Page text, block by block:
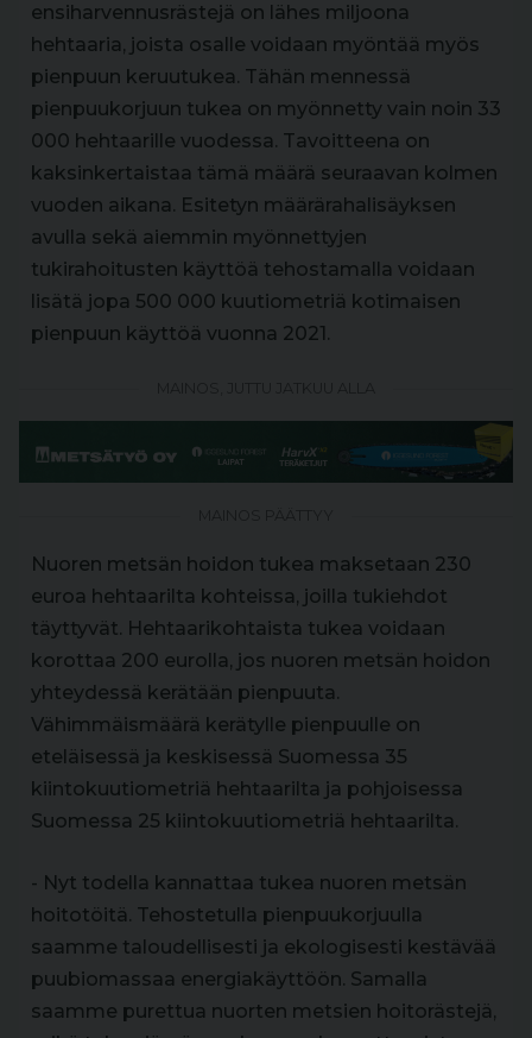
ensiharvennusrästejä on lähes miljoona
hehtaaria, joista osalle voidaan myöntää myös
pienpuun keruutukea. Tähän mennessä
pienpuukorjuun tukea on myönnetty vain noin 33
000 hehtaarille vuodessa. Tavoitteena on
kaksinkertaistaa tämä määrä seuraavan kolmen
vuoden aikana. Esitetyn määrärahalisäyksen
avulla sekä aiemmin myönnettyjen
tukirahoitusten käyttöä tehostamalla voidaan
lisätä jopa 500 000 kuutiometriä kotimaisen
pienpuun käyttöä vuonna 2021.
Nuoren metsän hoidon tukea maksetaan 230
euroa hehtaarilta kohteissa, joilla tukiehdot
täyttyvät. Hehtaarikohtaista tukea voidaan
korottaa 200 eurolla, jos nuoren metsän hoidon
yhteydessä kerätään pienpuuta.
Vähimmäismäärä kerätylle pienpuulle on
eteläisessä ja keskisessä Suomessa 35
kiintokuutiometriä hehtaarilta ja pohjoisessa
Suomessa 25 kiintokuutiometriä hehtaarilta.
- Nyt todella kannattaa tukea nuoren metsän
hoitotöitä. Tehostetulla pienpuukorjuulla
saamme taloudellisesti ja ekologisesti kestävää
puubiomassaa energiakäyttöön. Samalla
saamme purettua nuorten metsien hoitorästejä,